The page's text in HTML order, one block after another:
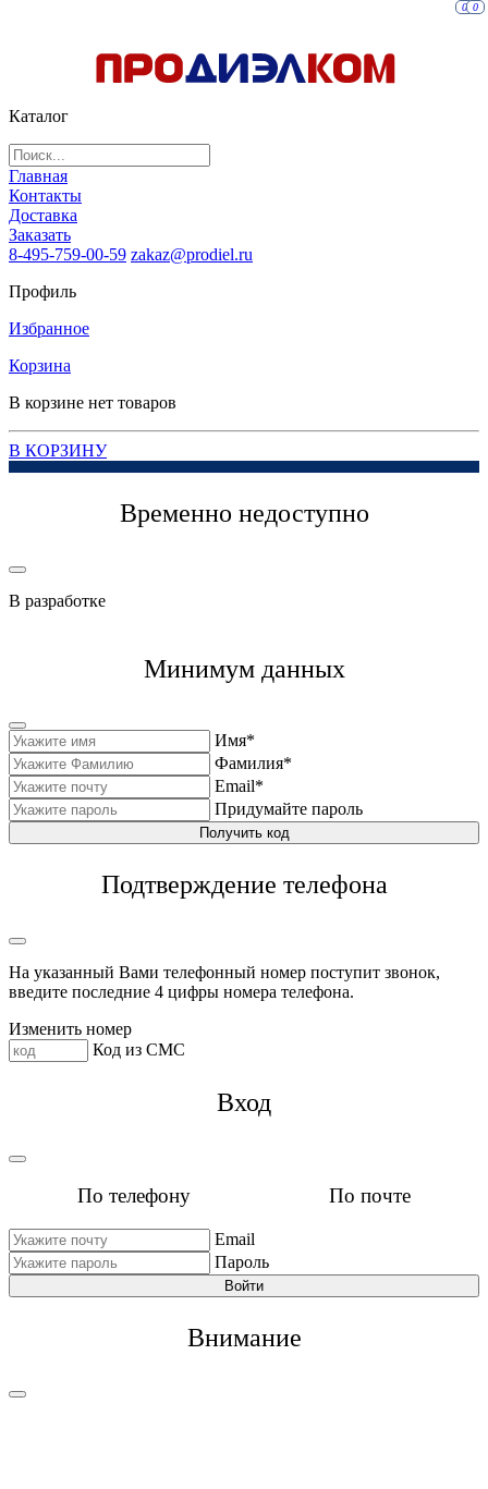
Каталог
Главная
Контакты
Доставка
Заказать
8-495-759-00-59 zakaz@prodiel.ru
Профиль
Избранное
0
Корзина
0
В корзине нет товаров
В КОРЗИНУ
Временно недоступно
В разработке
Минимум данных
Имя*
Фамилия*
Email*
Придумайте пароль
Получить код
Подтверждение телефона
На указанный Вами телефонный номер поступит звонок,
введите последние 4 цифры номера телефона.
Изменить номер
Код из СМС
Вход
По телефону По почте
Email
Пароль
Войти
Внимание